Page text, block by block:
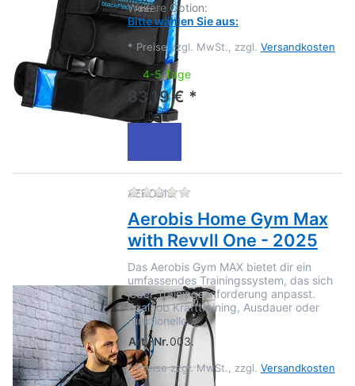
Weitere Option:
Bitte wählen Sie aus:
* Preise zzgl. MwSt., zzgl. Versandkosten
4-5 Tage
83,19 € *
AEROBIS Zu diesem Produkt liegen
Aerobis Home Gym Max
with Revvll One - 2025
Das Aerobis Gym MAX bietet dir ein
umfassendes Trainingssystem, das sich
jeder Trainingsanforderung anpasst.
Egal, ob Krafttraining, Ausdauer oder
funktionelle…
Art.-Nr.003.
* Preise zzgl. MwSt., zzgl. Versandkosten